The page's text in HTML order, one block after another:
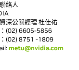
絡人
深公關經理 杜佳祐
(02) 6605-5856
(02) 8751 -1809
metu@nvidia.com